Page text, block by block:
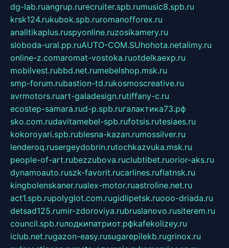
dg-lab.ruangrup.rurecruiter.spb.rumusic8.spb.ru
krsk124.rukubok.spb.ruromanofforex.ru
analitikaplus.ruspyonline.ruzosikamery.ru
sloboda-ural.pp.ruAUTO-COM.SUhohota.netalimy.ru
online-z.comaromat-vostoka.ruotdelkaexp.ru
mobilvest.rubbd.net.rumebelshop.msk.ru
smp-forum.rubastion-td.rukosmoscreative.ru
avrmotors.ruart-galadesign.rutiffany-c.ru
ecostep-samara.rud-p.spb.ruгалактика73.рф
sko.com.rudavitamebel-spb.rufotsis.rutesiaes.ru
kokoroyari.spb.rublesna-kazan.rumossilver.ru
lenderoq.rusergeydobrin.rutochkazvuka.msk.ru
people-of-art.rubezzubova.ruclubtibet.ruorior-aks.ru
dynamoauto.ruszk-favorit.rucarlines.ruflatnsk.ru
kingbolenskaner.rualex-motor.ruastroline.net.ru
act1.spb.rupolyglot.com.rugidlipetsk.ruooo-driada.ru
detsad125.rumir-zdoroviya.rubruslanovo.rusiterem.ru
council.spb.ruлодкипатриот.рфkafekolizey.ru
iclub.net.rugazon-easy.rusugarepilekb.rugrinox.ru